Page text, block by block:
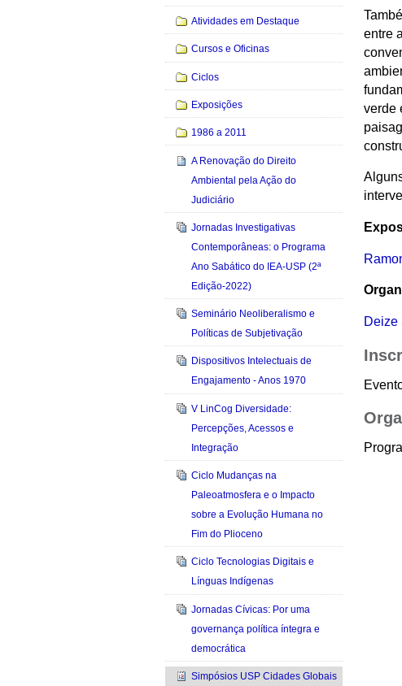
entre
verde
Deize
Atividades em Destaque
Cursos e Oficinas
Ciclos
Exposições
1986 a 2011
A Renovação do Direito
Ambiental pela Ação do
Judiciário
Jornadas Investigativas
Contemporâneas: o Programa
Ano Sabático do IEA-USP (2ª
Edição-2022)
Seminário Neoliberalismo e
Políticas de Subjetivação
Dispositivos Intelectuais de
Engajamento - Anos 1970
V LinCog Diversidade:
Percepções, Acessos e
Integração
Ciclo Mudanças na
Paleoatmosfera e o Impacto
sobre a Evolução Humana no
Fim do Plioceno
Ciclo Tecnologias Digitais e
Línguas Indígenas
Jornadas Cívicas: Por uma
governança política íntegra e
democrática
Simpósios USP Cidades Globais